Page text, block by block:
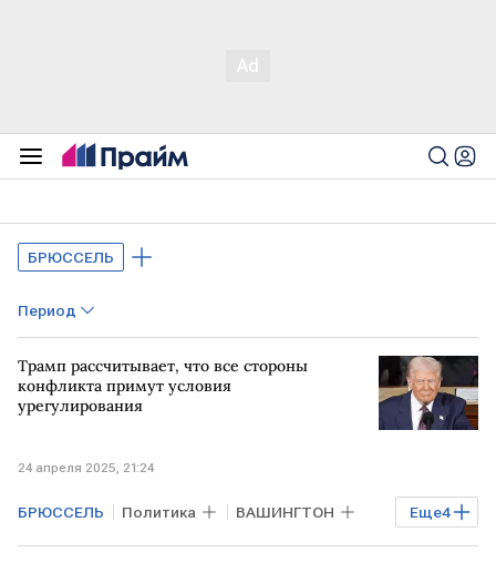
БРЮССЕЛЬ
Период
Трамп рассчитывает, что все стороны
конфликта примут условия
урегулирования
24 апреля 2025, 21:24
Еще4
БРЮССЕЛЬ Политика ВАШИНГТОН
США Дональд Трамп УКРАИНА